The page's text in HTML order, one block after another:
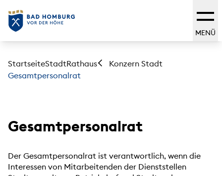
MENÜ
StartseiteStadtRathaus
Konzern Stadt
Gesamtpersonalrat
Gesamtpersonalrat
Der Gesamtpersonalrat ist verantwortlich, wenn die
Interessen von Mitarbeitenden der Dienststellen